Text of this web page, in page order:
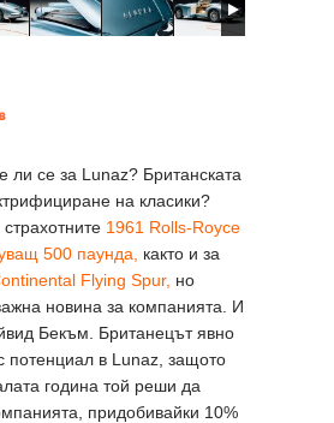
ли се за Lunaz? Британската
на класики?
1961 Rolls-Royce
500 паунда,
както и за
Flying Spur, но
новина за компанията. И
Бекъм. Британецът явно
потенциал в Lunaz, защото
година той реши да
придобивайки 10%